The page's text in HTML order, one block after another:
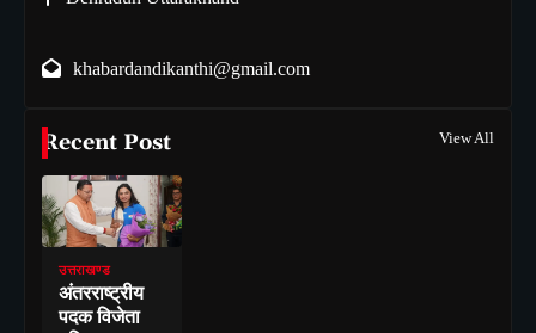
khabardandikanthi@gmail.com
Recent Post View All
उत्तराखण्ड
अंतरराष्ट्रीय
पदक विजेता